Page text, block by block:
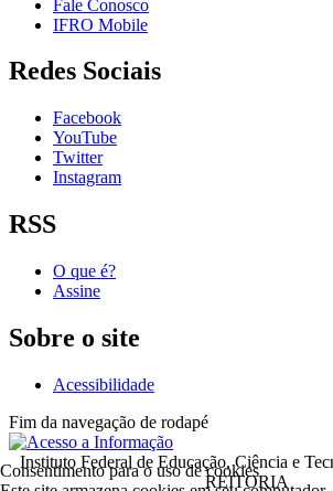
Fale Conosco
IFRO Mobile
Redes Sociais
Facebook
YouTube
Twitter
Instagram
RSS
O que é?
Assine
Sobre o site
Acessibilidade
Fim da navegação de rodapé
Instituto Federal de Educação, Ciência e
REITORIA
Consentimento para o uso de cookies